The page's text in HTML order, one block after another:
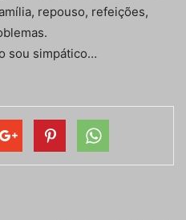
repouso, refeições,
sou simpático…